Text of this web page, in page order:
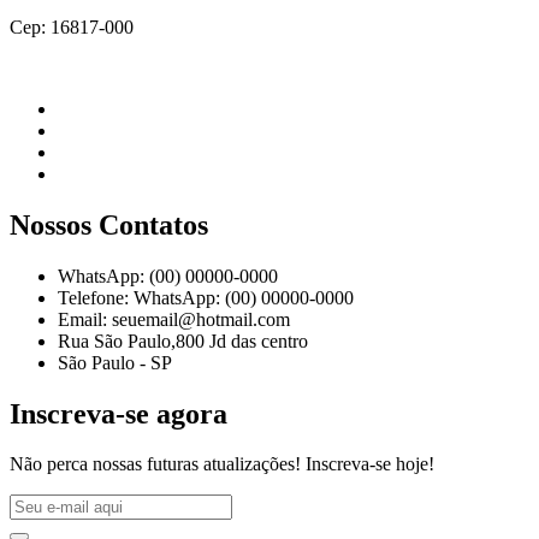
Cep: 16817-000
Nossos Contatos
WhatsApp: (00) 00000-0000
Telefone: WhatsApp: (00) 00000-0000
Email: seuemail@hotmail.com
Rua São Paulo,800 Jd das centro
São Paulo - SP
Inscreva-se agora
Não perca nossas futuras atualizações! Inscreva-se hoje!